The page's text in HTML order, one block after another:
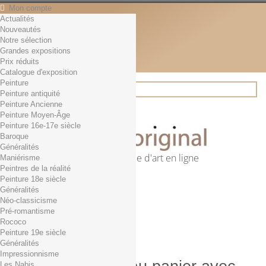
Mon compte
Contact
Français
English
Français
Actualités
Rechercher
Première librairie d'art en ligne
Panier (vide)
Aucun produit
0,01€ dès 29€ d'achat
0,00 € Total
Commander
Actualités
Nouveautés
Notre sélection
Grandes expositions
Prix réduits
Catalogue d'exposition
Peinture
Peinture antiquité
Peinture Ancienne
Peinture Moyen-Âge
Peinture 16e-17e siècle
Baroque
Généralités
Maniérisme
Peintres de la réalité
Peinture 18e siècle
Généralités
Néo-classicisme
Pré-romantisme
Rococo
Peinture 19e siècle
Généralités
Impressionnisme